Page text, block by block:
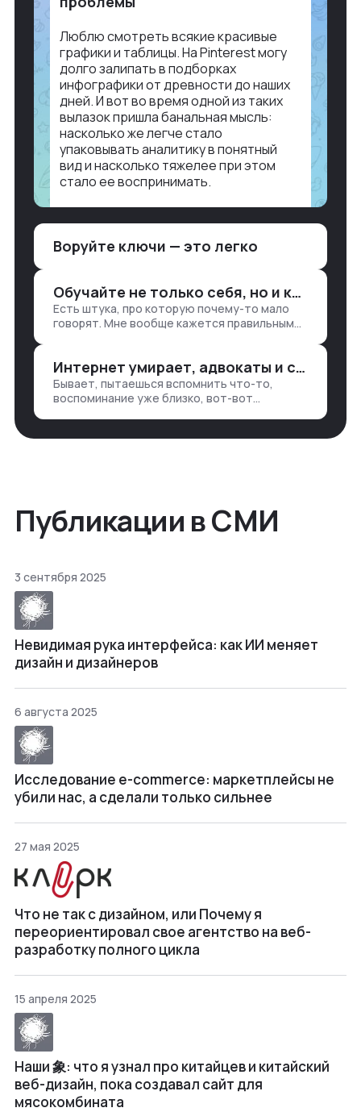
Люблю смотреть всякие красивые
графики и таблицы. На Pinterest могу
долго залипать в подборках
инфографики от древности до наших
дней. И вот во время одной из таких
вылазок пришла банальная мысль:
насколько же легче стало
упаковывать аналитику в понятный
вид и насколько тяжелее при этом
стало ее воспринимать.
аналитикой лет 15 назад, нужно было:
продажи, заявки, прогресс по проекту
— все ручками
Воруйте ключи — это легко
Обучайте не только себя, но и клиентов
Есть штука, про которую почему-то мало
говорят. Мне вообще кажется правильным
хватаешь у клиента: е…
Интернет умирает, адвокаты и судьи в растерянности, а я хочу песню
Бывает, пытаешься вспомнить что-то,
воспоминание уже близко, вот-вот
неделями, если сильно не повезе…
Публикации в СМИ
3 сентября 2025
Невидимая рука интерфейса: как ИИ меняет
дизайн и дизайнеров
6 августа 2025
Исследование e-commerce: маркетплейсы не
убили нас, а сделали только сильнее
27 мая 2025
Что не так с дизайном, или Почему я
переориентировал свое агентство на веб-
разработку полного цикла
15 апреля 2025
Наши 象: что я узнал про китайцев и китайский
веб-дизайн, пока создавал сайт для
мясокомбината